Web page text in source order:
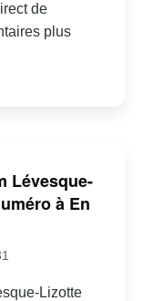
de
plus
Lévesque-
à En
Lizotte